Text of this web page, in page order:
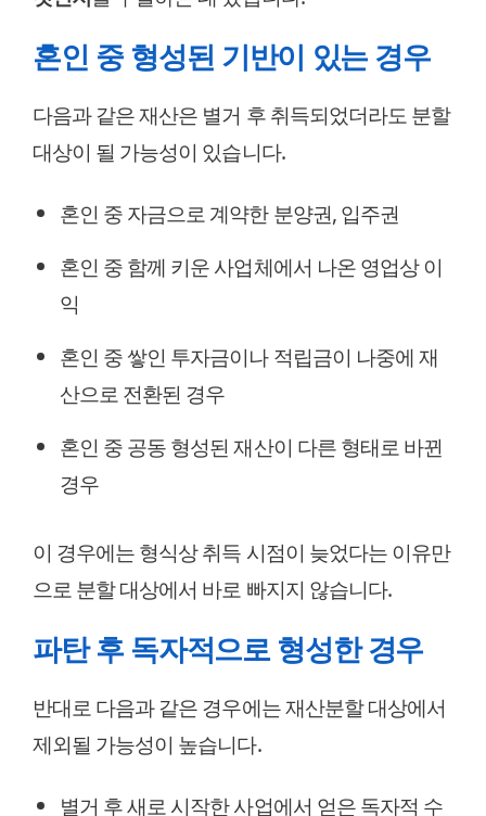
혼인 중 형성된 기반이 있는 경우
다음과 같은 재산은 별거 후 취득되었더라도 분할
대상이 될 가능성이 있습니다.
혼인 중 자금으로 계약한 분양권, 입주권
혼인 중 함께 키운 사업체에서 나온 영업상 이
익
혼인 중 쌓인 투자금이나 적립금이 나중에 재
산으로 전환된 경우
혼인 중 공동 형성된 재산이 다른 형태로 바뀐
경우
이 경우에는 형식상 취득 시점이 늦었다는 이유만
으로 분할 대상에서 바로 빠지지 않습니다.
파탄 후 독자적으로 형성한 경우
반대로 다음과 같은 경우에는 재산분할 대상에서
제외될 가능성이 높습니다.
별거 후 새로 시작한 사업에서 얻은 독자적 수